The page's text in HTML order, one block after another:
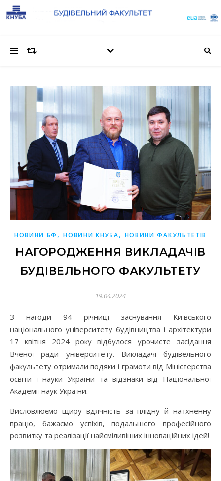
НОВИНИ БФ ,НОВИНИ КНУБА, НОВИНИ ФАКУЛЬТЕТІВ
НАГОРОДЖЕННЯ ВИКЛАДАЧІВ
БУДІВЕЛЬНОГО ФАКУЛЬТЕТУ
19.04.2024
З нагоди 94 річниці заснування Київського
національного університету будівництва і архітектури
17 квітня 2024 року відбулося урочисте засідання
Вченої ради університету. Викладачі будівельного
факультету отримали подяки і грамоти від Міністерства
освіти і науки України та відзнаки від Національної
Академії наук України.
Висловлюємо щиру вдячність за плідну й натхненну
працю, бажаємо успіхів, подальшого професійного
розвитку та реалізації найсміливіших інноваційних ідей!